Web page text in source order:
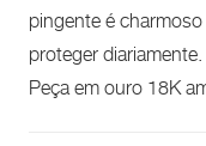
pingente é
proteger diariamente.
Peça em ouro 18K